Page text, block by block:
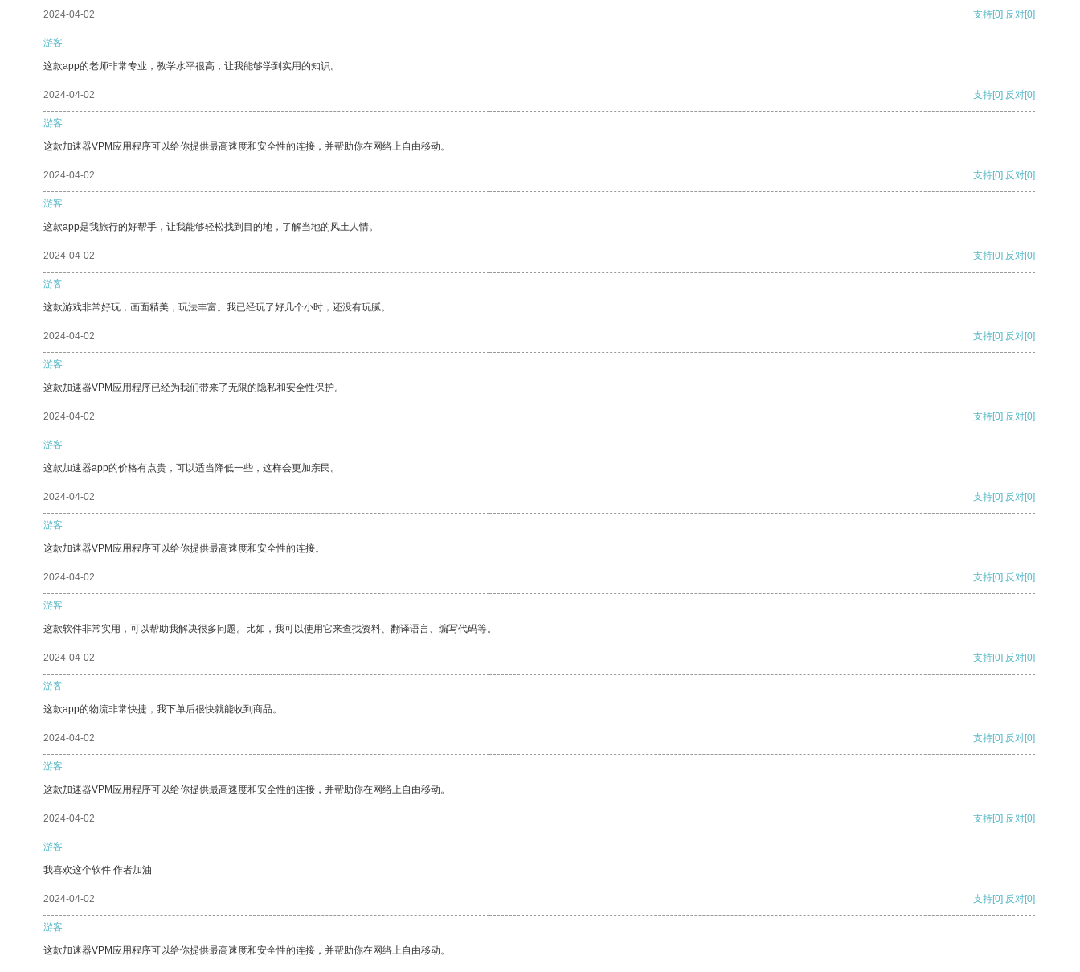
2024-04-02 支持[0] 反对[0]
游客
这款app的老师非常专业，教学水平很高，让我能够学到实用的知识。
2024-04-02 支持[0] 反对[0]
游客
这款加速器VPM应用程序可以给你提供最高速度和安全性的连接，并帮助你在网络上自由移动。
2024-04-02 支持[0] 反对[0]
游客
这款app是我旅行的好帮手，让我能够轻松找到目的地，了解当地的风土人情。
2024-04-02 支持[0] 反对[0]
游客
这款游戏非常好玩，画面精美，玩法丰富。我已经玩了好几个小时，还没有玩腻。
2024-04-02 支持[0] 反对[0]
游客
这款加速器VPM应用程序已经为我们带来了无限的隐私和安全性保护。
2024-04-02 支持[0] 反对[0]
游客
这款加速器app的价格有点贵，可以适当降低一些，这样会更加亲民。
2024-04-02 支持[0] 反对[0]
游客
这款加速器VPM应用程序可以给你提供最高速度和安全性的连接。
2024-04-02 支持[0] 反对[0]
游客
这款软件非常实用，可以帮助我解决很多问题。比如，我可以使用它来查找资料、翻译语言、编写代码等。
2024-04-02 支持[0] 反对[0]
游客
这款app的物流非常快捷，我下单后很快就能收到商品。
2024-04-02 支持[0] 反对[0]
游客
这款加速器VPM应用程序可以给你提供最高速度和安全性的连接，并帮助你在网络上自由移动。
2024-04-02 支持[0] 反对[0]
游客
我喜欢这个软件 作者加油
2024-04-02 支持[0] 反对[0]
游客
这款加速器VPM应用程序可以给你提供最高速度和安全性的连接，并帮助你在网络上自由移动。